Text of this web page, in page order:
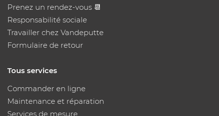
Prenez un rendez-vous 📆
Responsabilité sociale
Travailler chez Vandeputte
Formulaire de retour
Tous services
Commander en ligne
Maintenance et réparation
Services de mesure